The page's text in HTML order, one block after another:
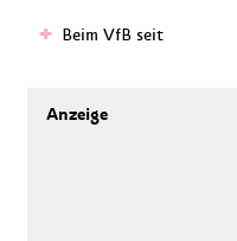
Beim VfB seit